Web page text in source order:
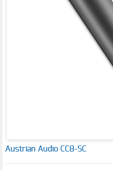
Austrian Audio CC8-SC